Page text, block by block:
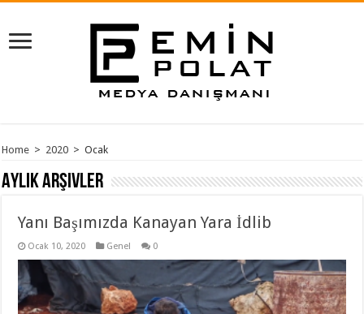
Home > 2020 > Ocak
Aylık Arşivler
Yanı Başımızda Kanayan Yara İdlib
Ocak 10, 2020 Genel 0